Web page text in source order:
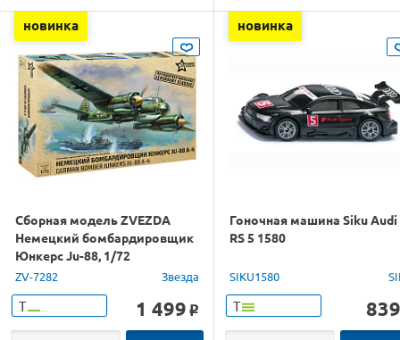
новинка
Сборная модель ZVEZDA
Немецкий бомбардировщик
Юнкерс Ju-88, 1/72
ZV-7282 Звезда
Т 1 499 o
новинка
Гоночная машина Siku Audi
RS 5 1580
SIKU1580
Т 839